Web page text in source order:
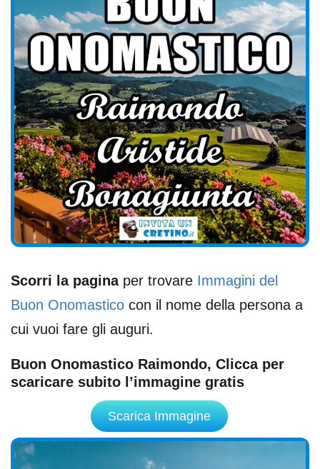
Scorri la paginaper trovare Immagini del
Buon Onomastico con il nome della persona a
cui vuoi fare gli auguri.
Buon Onomastico Raimondo, Clicca per
scaricare subito l’immagine gratis
Scarica Immagine